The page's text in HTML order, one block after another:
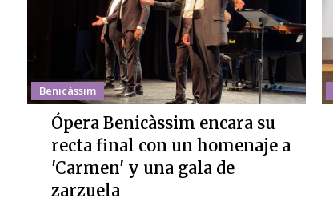
Benicàssim
Ópera Benicàssim encara su
recta final con un homenaje a
'Carmen' y una gala de
zarzuela